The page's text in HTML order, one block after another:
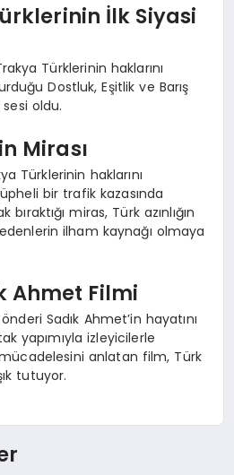
İlk Siyasi
Türklerinin haklarını
Dostluk, Eşitlik ve Barış
sesi oldu.
Mirası
Türklerinin haklarını
bir trafik kazasında
miras, Türk azınlığın
ilham kaynağı olmaya
Ahmet Filmi
Sadık Ahmet’in hayatını
yapımıyla izleyicilerle
mücadelesini anlatan film, Türk
tutuyor.